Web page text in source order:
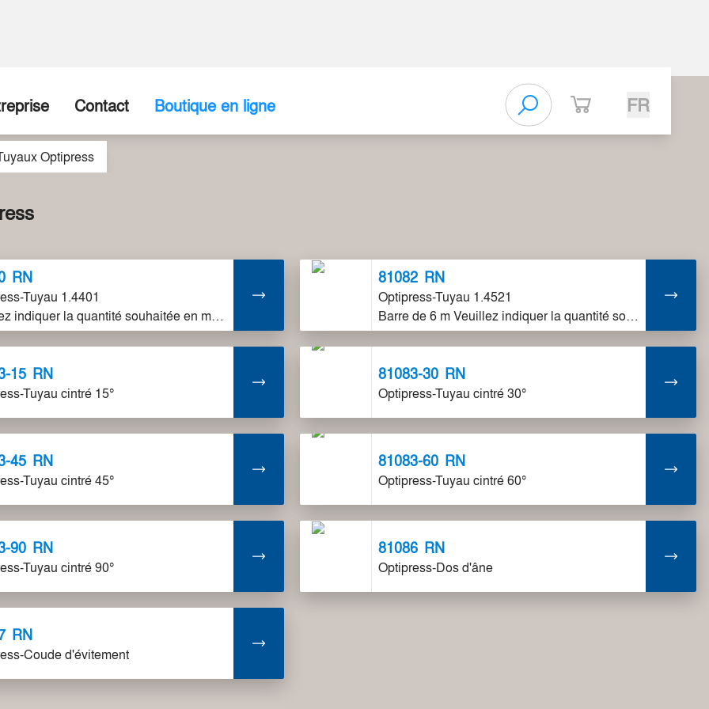
de nous
commerciaux
vacants
Contact
Entreprise / Point de vente
Boutique en ligne FR
Optipress
RN
Tuyau 1.4401
Veuillez indiquer la quantité souhaitée en mètres. Les tuyaux ont une longueur de 6 mètres (unité de vente = 6 m).
81082 RN
Optipress-Tuyau 1.4521
Barre de 6 m Veuillez indiquer la quantité souhaitée en mètres. Les tuyaux ont une longueur de 6 mètres (unité de vente = 6 m).
15 RN
Tuyau cintré 15°
81083-30 RN
Optipress-Tuyau cintré 30°
45 RN
Tuyau cintré 45°
81083-60 RN
Optipress-Tuyau cintré 60°
90 RN
Tuyau cintré 90°
81086 RN
Optipress-Dos d'âne
RN
Coude d'évitement